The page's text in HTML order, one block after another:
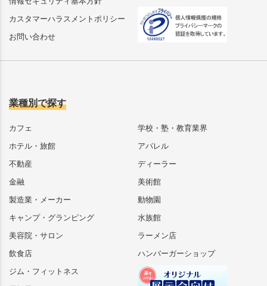
カスタマーハラスメントポリシー
お問い合わせ
業種別で探す
カフェ
ホテル・旅館
不動産
金融
製造業・メーカー
キャンプ・グランピング
美容院・サロン
飲食店
ジム・フィットネス
学校・塾・教育業界
アパレル
ディーラー
美術館
動物園
水族館
ラーメン店
ハンバーガーショップ